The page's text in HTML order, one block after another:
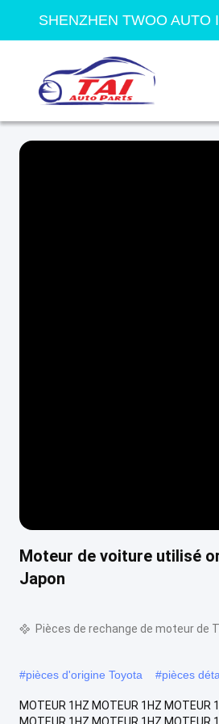
SHENZHEN TWOO AUTO
Moteur de voiture utilisé
Japon
Pièces de rechange de moteur de
#pièces d'origine Toyota #pièces
MOTEUR 1HZ MOTEUR 1HZ MOTEUR
MOTEUR 1HZ MOTEUR 1HZ MOTEUR